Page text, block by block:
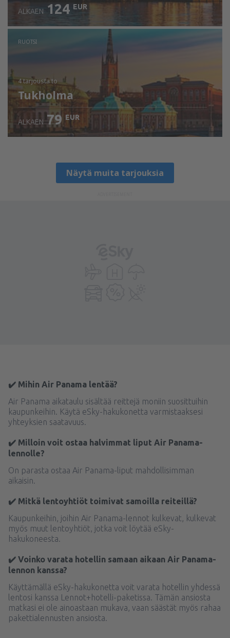
ALKAEN 124 EUR
RUOTSI
4 tarjoustato
Tukholma
ALKAEN 79 EUR
Näytä muita tarjouksia
✔️ Mihin Air Panama lentää?
Air Panama aikataulu sisältää reittejä moniin suosittuihin
kaupunkeihin. Käytä eSky-hakukonetta varmistaaksesi
yhteyksien saatavuus.
✔️ Milloin voit ostaa halvimmat liput Air Panama-
lennolle?
On parasta ostaa Air Panama-liput mahdollisimman
aikaisin.
✔️ Mitkä lentoyhtiöt toimivat samoilla reiteillä?
Kaupunkeihin, joihin Air Panama-lennot kulkevat, kulkevat
myös muut lentoyhtiöt, jotka voit löytää eSky-
hakukoneesta.
✔️ Voinko varata hotellin samaan aikaan Air Panama-
lennon kanssa?
Käyttämällä eSky-hakukonetta voit varata hotellin yhdessä
lentosi kanssa Lennot+hotelli-paketissa. Tämän ansiosta
matkasi ei ole ainoastaan mukava, vaan säästät myös rahaa
pakettialennusten ansiosta.